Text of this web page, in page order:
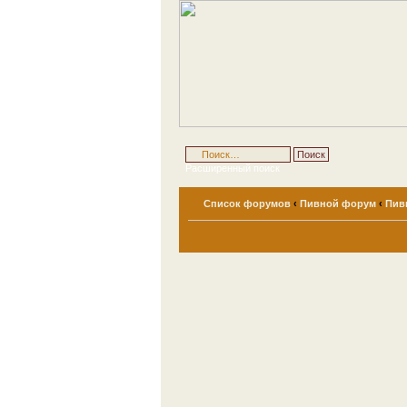
Расширенный поиск
Список форумов ‹ Пивной форум ‹